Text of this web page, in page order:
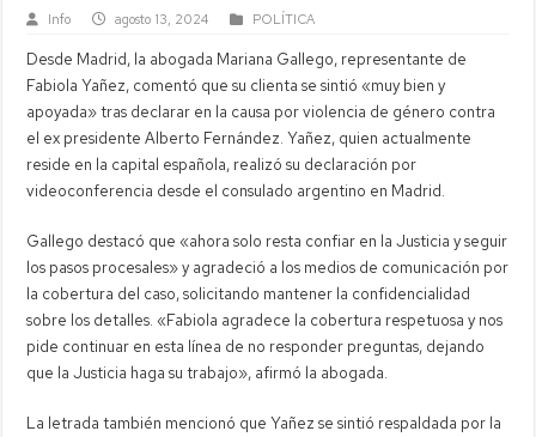
Info agosto 13, 2024 POLÍTICA
Desde Madrid, la abogada Mariana Gallego, representante de
Fabiola Yañez, comentó que su clienta se sintió «muy bien y
apoyada» tras declarar en la causa por violencia de género contra
el ex presidente Alberto Fernández. Yañez, quien actualmente
reside en la capital española, realizó su declaración por
videoconferencia desde el consulado argentino en Madrid.
Gallego destacó que «ahora solo resta confiar en la Justicia y seguir
los pasos procesales» y agradeció a los medios de comunicación por
la cobertura del caso, solicitando mantener la confidencialidad
sobre los detalles. «Fabiola agradece la cobertura respetuosa y nos
pide continuar en esta línea de no responder preguntas, dejando
que la Justicia haga su trabajo», afirmó la abogada.
La letrada también mencionó que Yañez se sintió respaldada por la